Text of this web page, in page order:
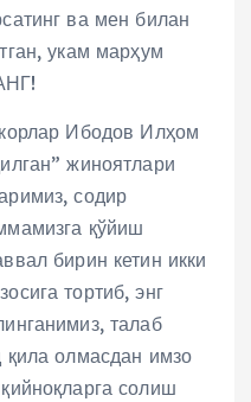
ва мен билан
укам марҳум
Ибодов Илҳом
жиноятлари
содир
қўйиш
бирин кетин икки
тортиб, энг
талаб
қила олмасдан имзо
солиш